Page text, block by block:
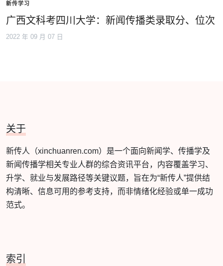
新传学习
广西文科考四川大学：新闻传播类录取分、位次
2022 年 09 月 07 日
关于
新传人（xinchuanren.com）是一个面向新闻学、传播学及
新闻传播学相关专业人群的综合资讯平台，内容覆盖学习、
升学、就业与发展路径等关键议题，旨在为“新传人”提供结
构清晰、信息可用的参考支持，而非情绪化经验或单一成功
范式。
索引